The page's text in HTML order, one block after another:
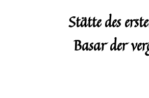
Stätte des
Basar der